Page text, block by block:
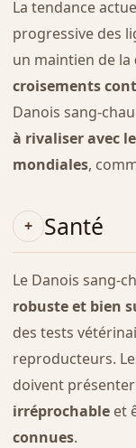
La tendance
progressive des
un maintien de la
croisements
Danois sang-
à rivaliser avec
mondiales,
Santé
Le Danois sang-
robuste et bien
des tests
reproducteurs.
doivent
irréprochableet
connues.